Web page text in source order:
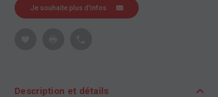
Je souhaite plus d'infos
Description et détails